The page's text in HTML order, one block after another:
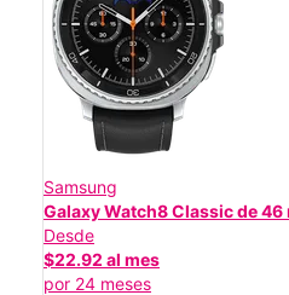
Samsung
Galaxy Watch8 Classic de 46
Desde
$22.92 al mes
por 24 meses